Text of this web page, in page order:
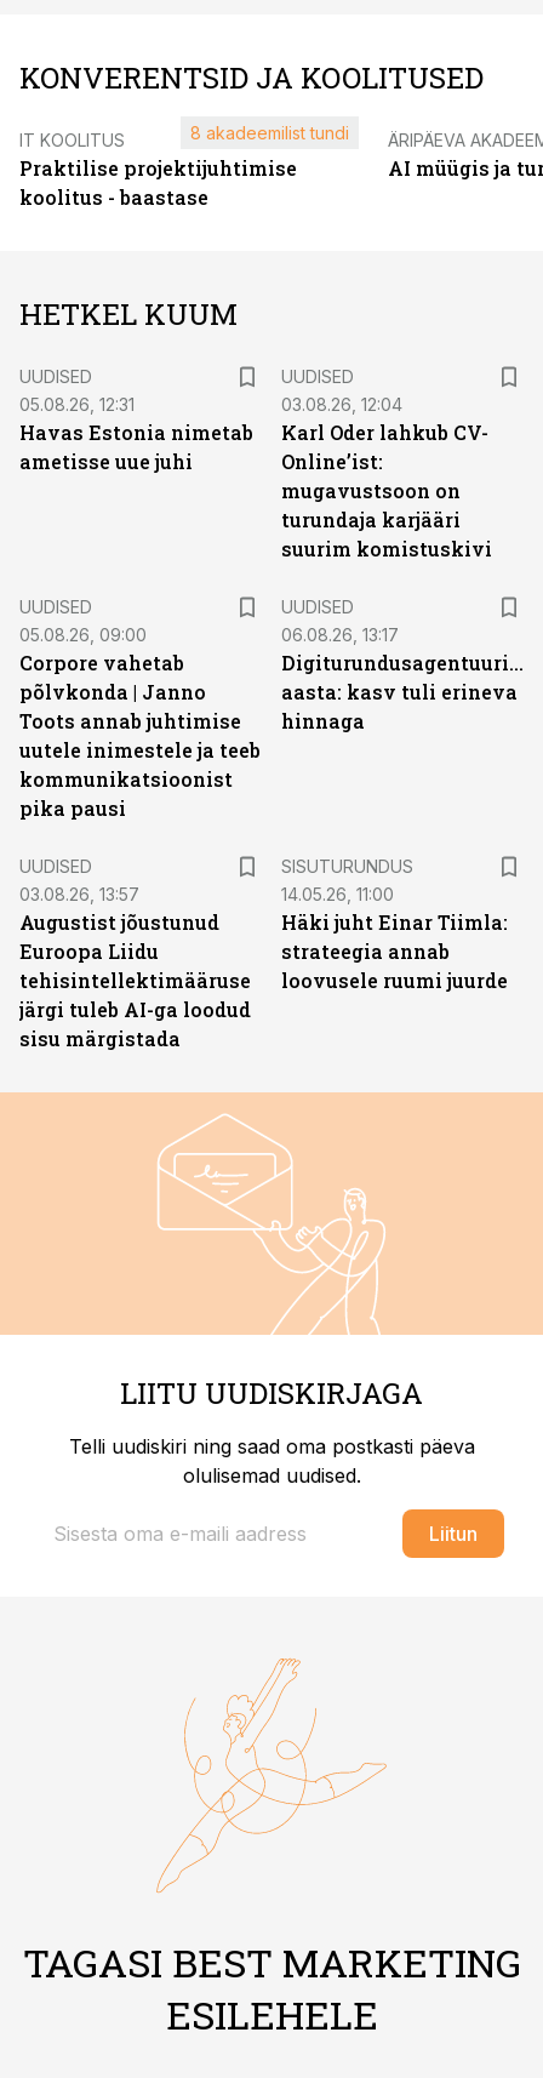
KONVERENTSID JA KOOLITUSED
IT KOOLITUS
Praktilise projektijuhtimise
koolitus - baastase
8 akadeemilist tundi ÄRIPÄEVA
AI müügis ja
HETKEL KUUM
UUDISED
05.08.26, 12:31
Havas Estonia nimetab
ametisse uue juhi
UUDISED
03.08.26, 12:04
Karl Oder lahkub CV-
Online’ist:
mugavustsoon on
turundaja karjääri
suurim komistuskivi
UUDISED
05.08.26, 09:00
Corpore vahetab
põlvkonda | Janno
Toots annab juhtimise
uutele inimestele ja teeb
kommunikatsioonist
pika pausi
UUDISED
06.08.26, 13:17
Digiturundusagentuuride
aasta: kasv tuli erineva
hinnaga
UUDISED
03.08.26, 13:57
Augustist jõustunud
Euroopa Liidu
tehisintellektimääruse
järgi tuleb AI-ga loodud
sisu märgistada
SISUTURUNDUS
14.05.26, 11:00
Häki juht Einar Tiimla:
strateegia annab
loovusele ruumi juurde
LIITU UUDISKIRJAGA
Telli uudiskiri ning saad oma postkasti päeva
olulisemad uudised.
Liitun
TAGASI BEST MARKETING
ESILEHELE